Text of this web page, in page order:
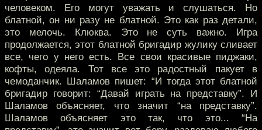
человеком. Его могут уважать и слушаться. Но
блатной, он ни разу не блатной. Это как раз детали,
это мелочь. Клюква. Это не суть важно. Игра
продолжается, этот блатной бригадир жулику сливает
все, чего у него есть. Все свои красивые пиджаки,
кофты, одеяла. Тот все это радостный пакует в
чемоданчик. Шаламов пишет: “И тогда этот блатной
бригадир говорит: “Давай играть на представку”. И
Шаламов объясняет, что значит “на представку”.
Шаламов объясняет это так, что это... “На